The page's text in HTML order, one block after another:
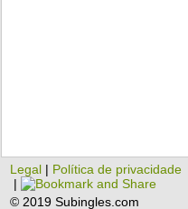
Legal | Política de privacidade
|
© 2019 Subingles.com